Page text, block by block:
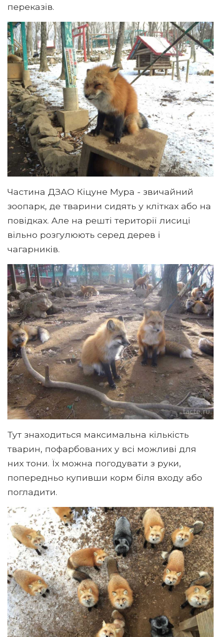
переказів.
Частина ДЗАО Кіцуне Мура - звичайний
зоопарк, де тварини сидять у клітках або на
повідках. Але на решті території лисиці
вільно розгулюють серед дерев і
чагарників.
Тут знаходиться максимальна кількість
тварин, пофарбованих у всі можливі для
них тони. Їх можна погодувати з руки,
попередньо купивши корм біля входу або
погладити.